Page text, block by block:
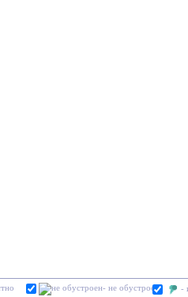
- не обустроен
-